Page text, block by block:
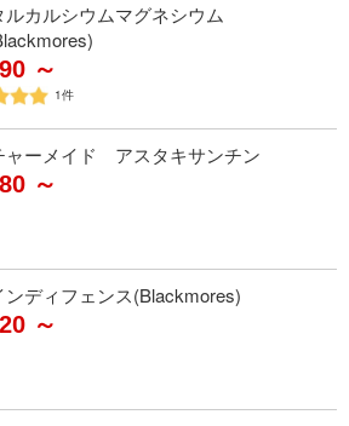
ルカルシウムマグネシウム
～
1件
ャーメイド アスタキサンチン
～
ンディフェンス(Blackmores)
～